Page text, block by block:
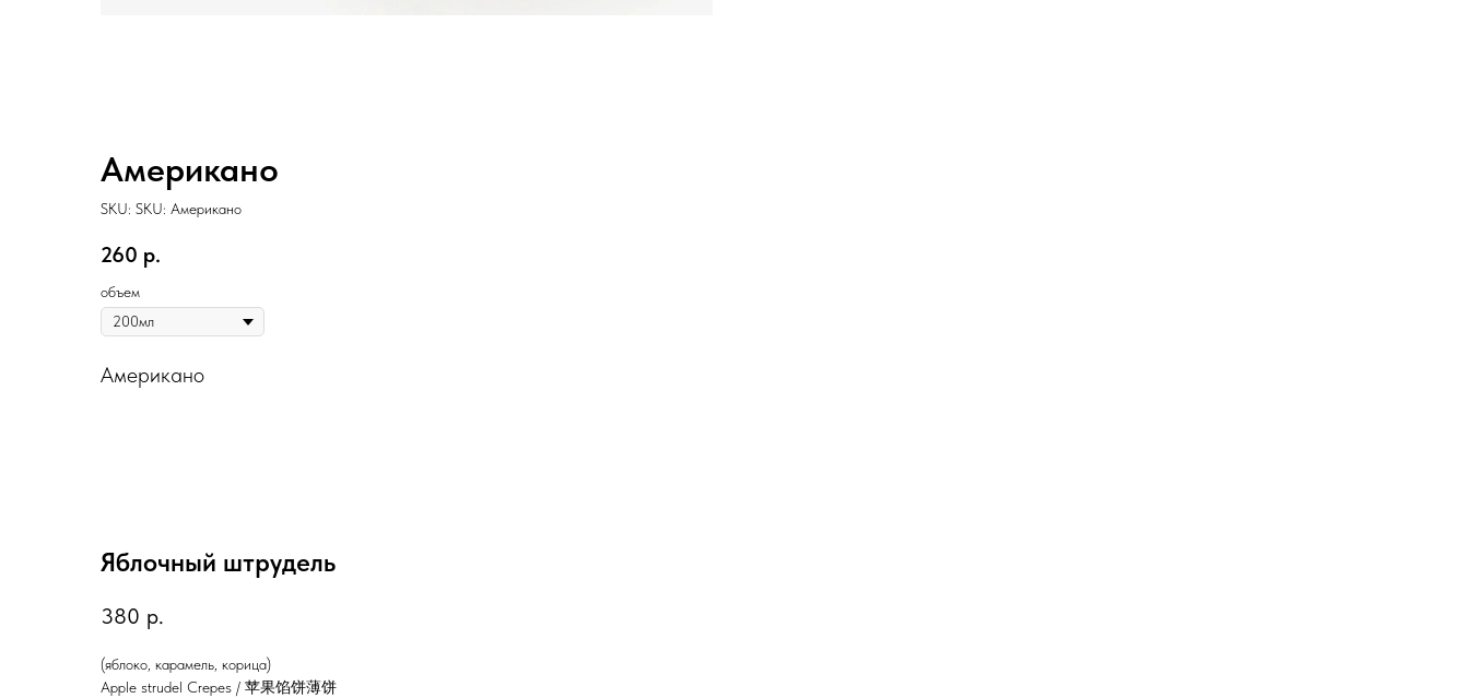
Американо
SKU: SKU: Американо
260 р.
объем
Американо
Яблочный штрудель
380 р.
(яблоко, карамель, корица)
Apple strudel Crepes / 苹果馅饼薄饼